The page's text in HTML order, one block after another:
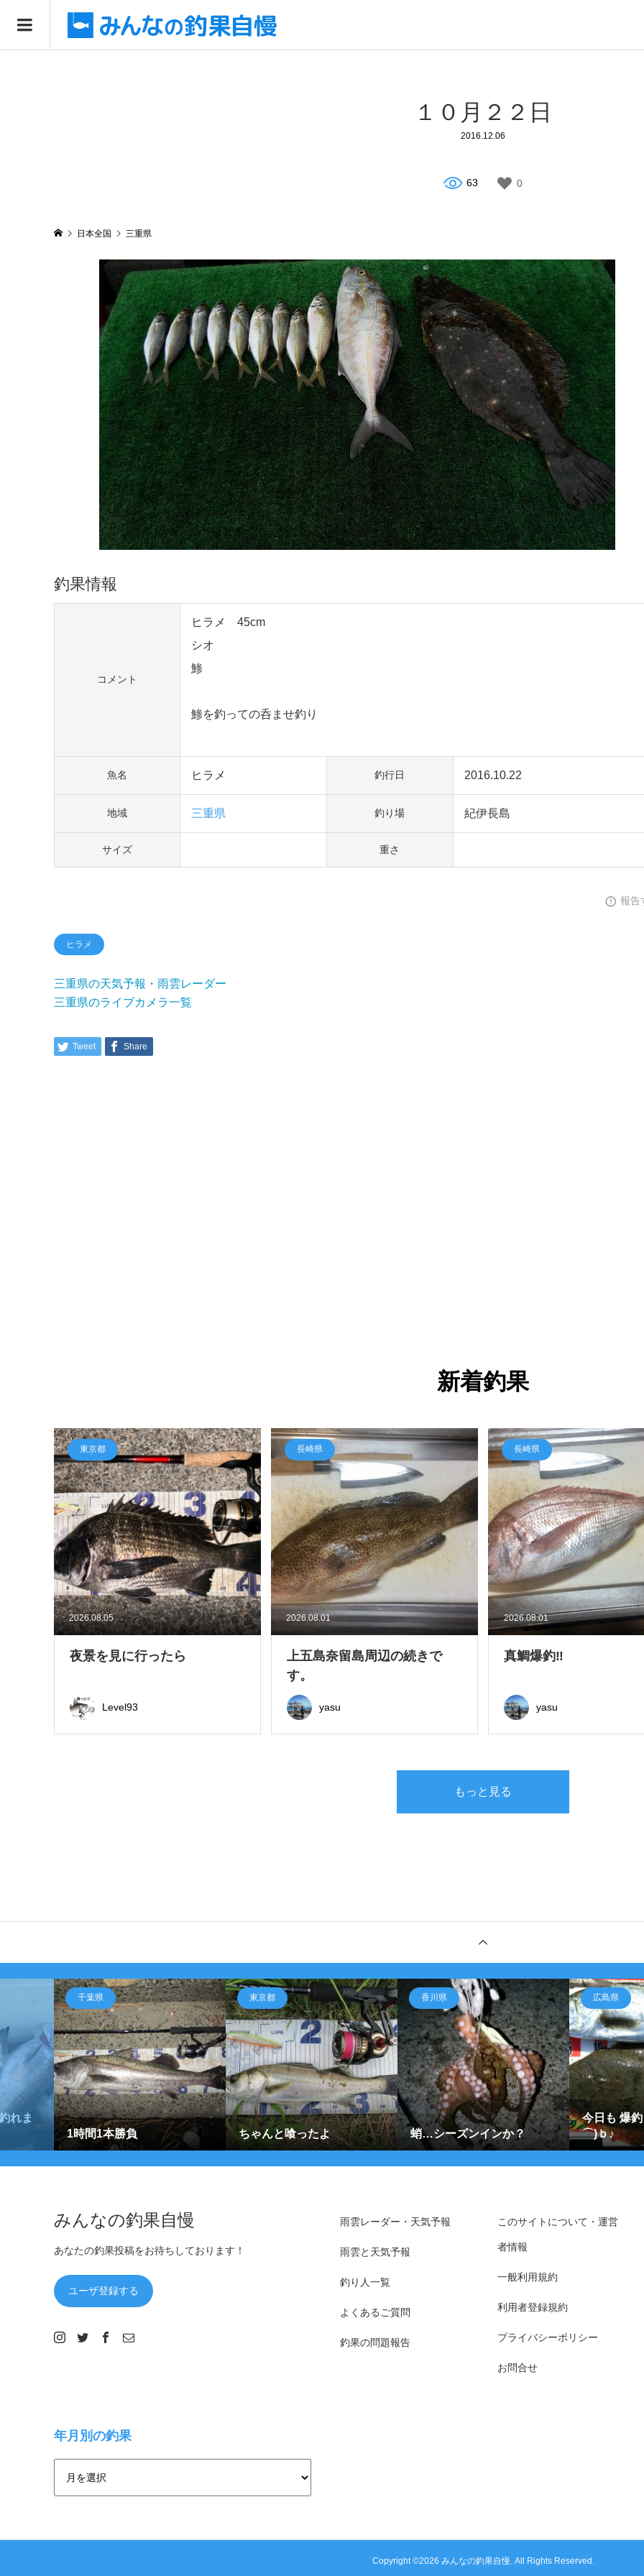
１０月２２日
2016.12.06
63 0
日本全国 三重県
釣果情報
コメント
ヒラメ 45cm
シオ
鯵
鯵を釣っての呑ませ釣り
魚名 ヒラメ 釣行日 2016.10.22
地域 三重県 釣り場 紀伊長島
サイズ 重さ
報告
ヒラメ
三重県の天気予報・雨雲レーダー
三重県のライブカメラ一覧
Tweet Share
新着釣果
2026.08.05
東京都
夜景を見に行ったら
Level93
2026.08.01
長崎県
上五島奈留島周辺の続きで
す。
yasu
2026.08.01
長崎県
真鯛爆釣‼
yasu
もっと見る
れま
千葉県
1時間1本勝負
東京都
ちゃんと喰ったよ
香川県
蛸…シーズンインか？
広島県
今日も 爆
⌒)ｂ♪
みんなの釣果自慢
あなたの釣果投稿をお待ちしております！
ユーザ登録する
雨雲レーダー・天気予報
雨雲と天気予報
釣り人一覧
よくあるご質問
釣果の問題報告
このサイトについて・運営
者情報
一般利用規約
利用者登録規約
プライバシーポリシー
お問合せ
年月別の釣果
Copyright ©2026 みんなの釣果自慢. All Rights Reserved.